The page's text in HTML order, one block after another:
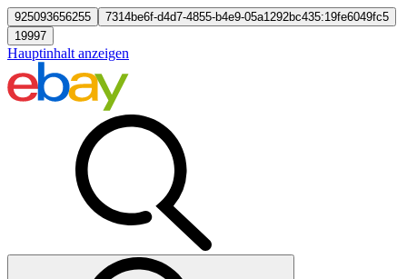
925093656255
7314be6f-d4d7-4855-b4e9-05a1292bc435:19fe6049fc5
19997
Hauptinhalt anzeigen